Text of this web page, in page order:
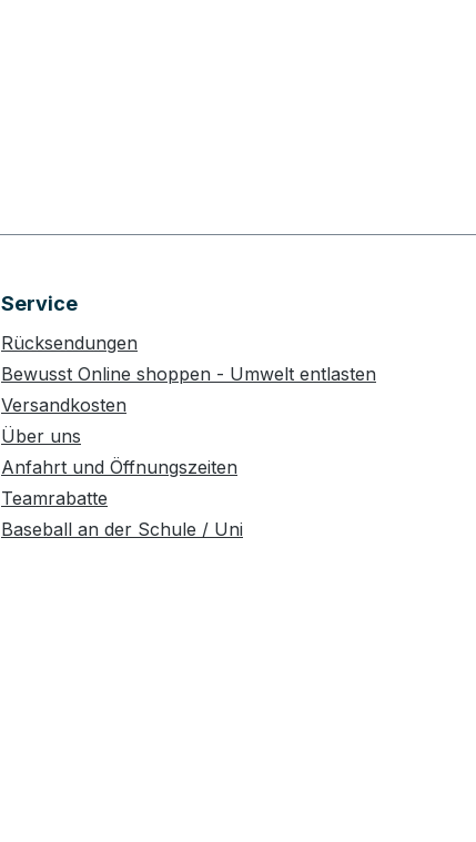
Service
Rücksendungen
Bewusst Online shoppen - Umwelt entlasten
Versandkosten
Über uns
Anfahrt und Öffnungszeiten
Teamrabatte
Baseball an der Schule / Uni